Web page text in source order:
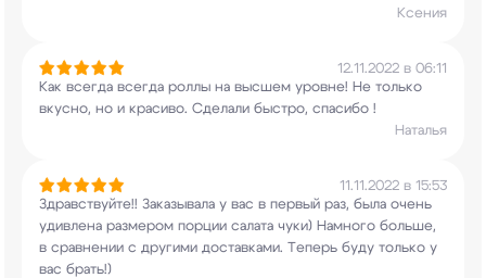
Ксения
12.11.2022 в 06:11
Как всегда всегда роллы на высшем уровне! Не только
вкусно, но и красиво. Сделали быстро, спасибо !
Наталья
11.11.2022 в 15:53
Здравствуйте!! Заказывала у вас в первый раз, была очень
удивлена размером порции салата чуки) Намного больше,
в сравнении с другими доставками. Теперь буду только у
вас брать!)